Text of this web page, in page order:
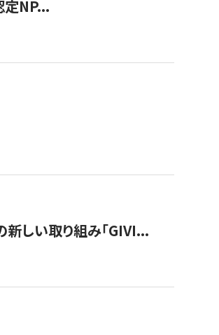
定NP...
しい取り組み「GIVI...